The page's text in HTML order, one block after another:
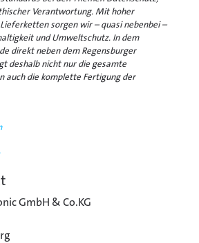
Verantwortung. Mit hoher
sorgen wir – quasi nebenbei –
und Umweltschutz. In dem
direkt neben dem Regensburger
deshalb nicht nur die gesamte
auch die komplette Fertigung der
GmbH & Co.KG